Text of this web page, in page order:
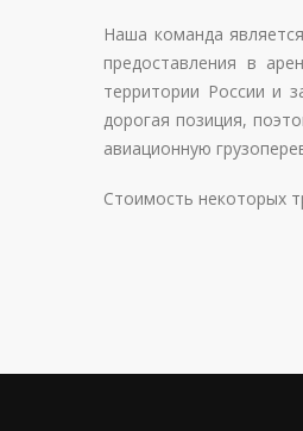
Наша команда
предоставления в
территории России и
дорогая позиция,
авиационную
Стоимость некоторых